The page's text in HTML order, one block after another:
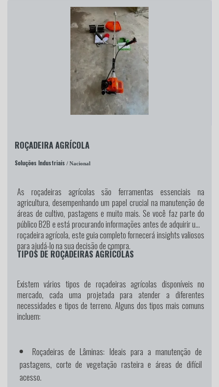
ROÇADEIRA AGRÍCOLA
Soluções Industriais / Nacional
As roçadeiras agrícolas são ferramentas essenciais na
agricultura, desempenhando um papel crucial na manutenção de
áreas de cultivo, pastagens e muito mais. Se você faz parte do
público B2B e está procurando informações antes de adquirir uma
roçadeira agrícola, este guia completo fornecerá insights valiosos
para ajudá-lo na sua decisão de compra.
TIPOS DE ROÇADEIRAS AGRÍCOLAS
Existem vários tipos de roçadeiras agrícolas disponíveis no
mercado, cada uma projetada para atender a diferentes
necessidades e tipos de terreno. Alguns dos tipos mais comuns
incluem:
Roçadeiras de Lâminas: Ideais para a manutenção de
pastagens, corte de vegetação rasteira e áreas de difícil
acesso.